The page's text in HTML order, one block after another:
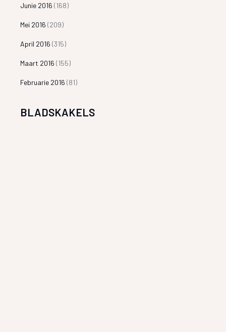
Junie 2016 (168)
Mei 2016 (209)
April 2016 (315)
Maart 2016 (155)
Februarie 2016 (81)
BLADSKAKELS